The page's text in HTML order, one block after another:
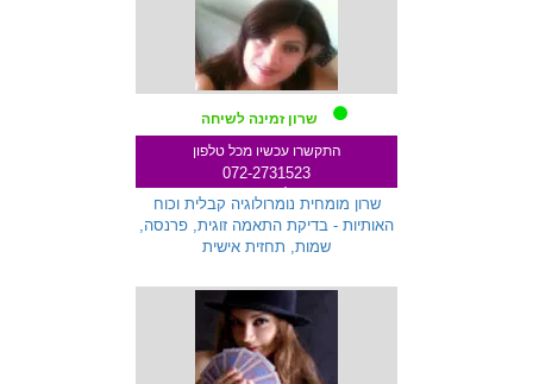
שרון זמינה לשיחה
התקשרו עכשיו מכל טלפון
072-2731523
שלוחה 233
שרון מומחית נומרולוגיה קבלית וכוח
האותיות - בדיקת התאמה זוגית, פרנסה,
שמות, תחזית אישית